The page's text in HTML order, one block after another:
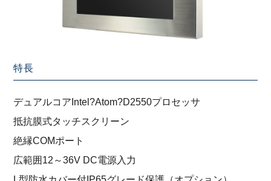
特長
デュアルコアIntel?Atom?D2550プロセッサ
抵抗膜式タッチスクリーン
絶縁COMポート
広範囲12～36V DC電源入力